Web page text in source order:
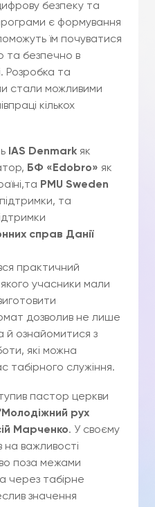
безпеку та
є формування
їм почуватися
та безпечно в
Розробка та
стали можливими
кількох
IAS Denmark як
БФ «Edobro» як
PMU Sweden
та
справ Данії
практичний
учасники мали
дозволив не лише
й ознайомитися з
які можна
табірного служіння.
пастор церкви
рух
Марченко. У своєму
на важливості
поза межами
через табірне
значення